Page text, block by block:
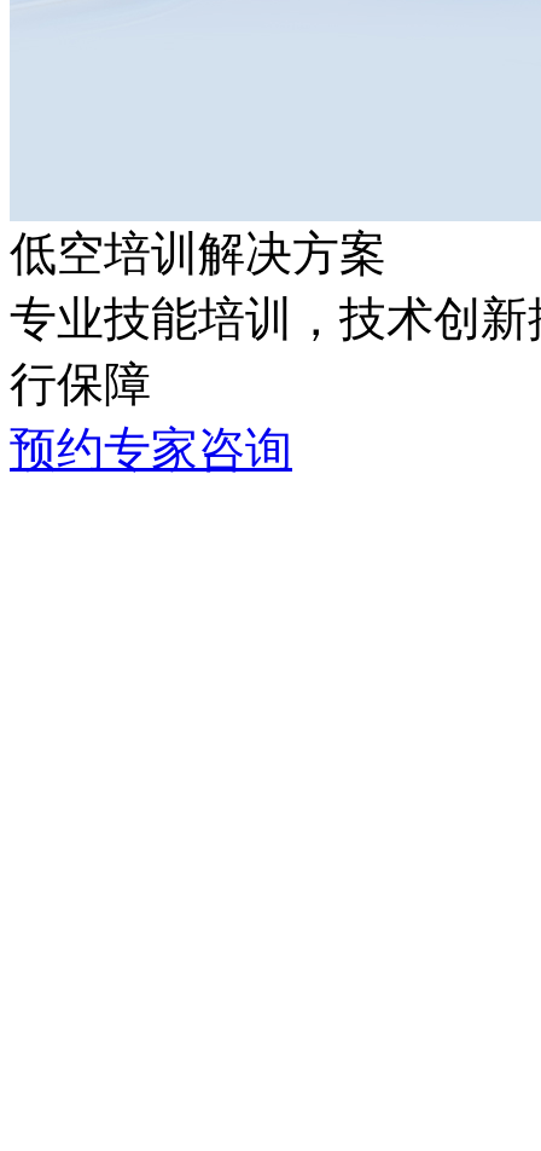
低空培训解决方案
专业技能培训，技术创新
行保障
预约专家咨询